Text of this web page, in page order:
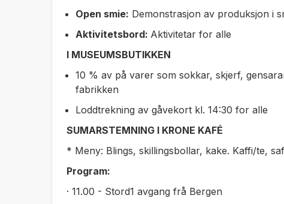
Open smie: Demonstrasjon av produksjon i
Aktivitetsbord: Aktivitetar for alle
I MUSEUMSBUTIKKEN
10 % av på varer som sokkar, skjerf,
fabrikken
Loddtrekning av gåvekort kl. 14:30 for alle
SUMARSTEMNING I KRONE KAFÉ
* Meny: Blings, skillingsbollar, kake. Kaffi/te,
Program:
· 11.00 - Stord1 avgang frå Bergen